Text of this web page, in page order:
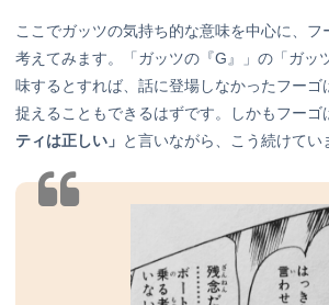
ここでガッツの気持ち的な意味を中心に、フ
考えてみます。「ガッツの『G』」の「ガッ
味するとすれば、話に登場しなかったフーゴ
捉えることもできるはずです。しかもフーゴ
ティは正しい」 と言いながら、こう続けてい